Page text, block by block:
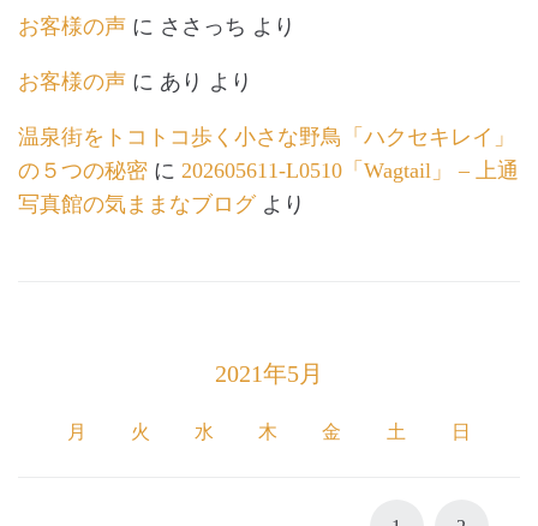
お客様の声 に ささっち より
お客様の声 に あり より
温泉街をトコトコ歩く小さな野鳥「ハクセキレイ」
の５つの秘密 に 202605611-L0510「Wagtail」 – 上通
写真館の気ままなブログより
2021年5月
月 火 水 木 金 土 日